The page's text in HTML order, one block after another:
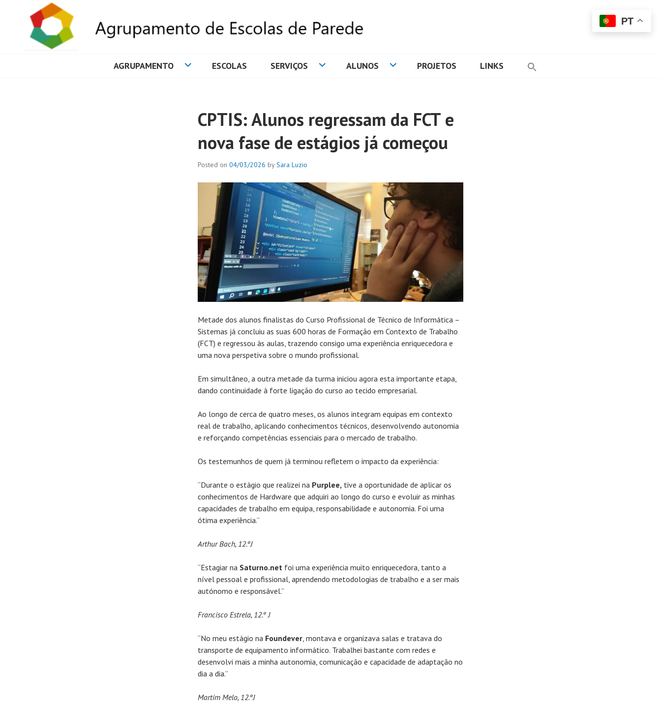
AGRUPAMENTO ESCOLAS SERVIÇOS ALUNOS PROJETOS LINKS
CPTIS: Alunos regressam da FCT e
nova fase de estágios já começou
Posted on 04/03/2026 bySara Luzio
Metade dos alunos finalistas do Curso Profissional de Técnico de Informática –
Sistemas já concluiu as suas 600 horas de Formação em Contexto de Trabalho
(FCT) e regressou às aulas, trazendo consigo uma experiência enriquecedora e
uma nova perspetiva sobre o mundo profissional.
Em simultâneo, a outra metade da turma iniciou agora esta importante etapa,
dando continuidade à forte ligação do curso ao tecido empresarial.
Ao longo de cerca de quatro meses, os alunos integram equipas em contexto
real de trabalho, aplicando conhecimentos técnicos, desenvolvendo autonomia
e reforçando competências essenciais para o mercado de trabalho.
Os testemunhos de quem já terminou refletem o impacto da experiência:
“Durante o estágio que realizei na Purplee, tive a oportunidade de aplicar os
conhecimentos de Hardware que adquiri ao longo do curso e evoluir as minhas
capacidades de trabalho em equipa, responsabilidade e autonomia. Foi uma
ótima experiência.”
Arthur Bach, 12.ºJ
“Estagiar na Saturno.net foi uma experiência muito enriquecedora, tanto a
nível pessoal e profissional, aprendendo metodologias de trabalho e a ser mais
autónomo e responsável.”
Francisco Estrela, 12.º J
“No meu estágio na Foundever, montava e organizava salas e tratava do
transporte de equipamento informático. Trabalhei bastante com redes e
desenvolvi mais a minha autonomia, comunicação e capacidade de adaptação no
dia a dia.”
Martim Melo, 12.ºJ
PT